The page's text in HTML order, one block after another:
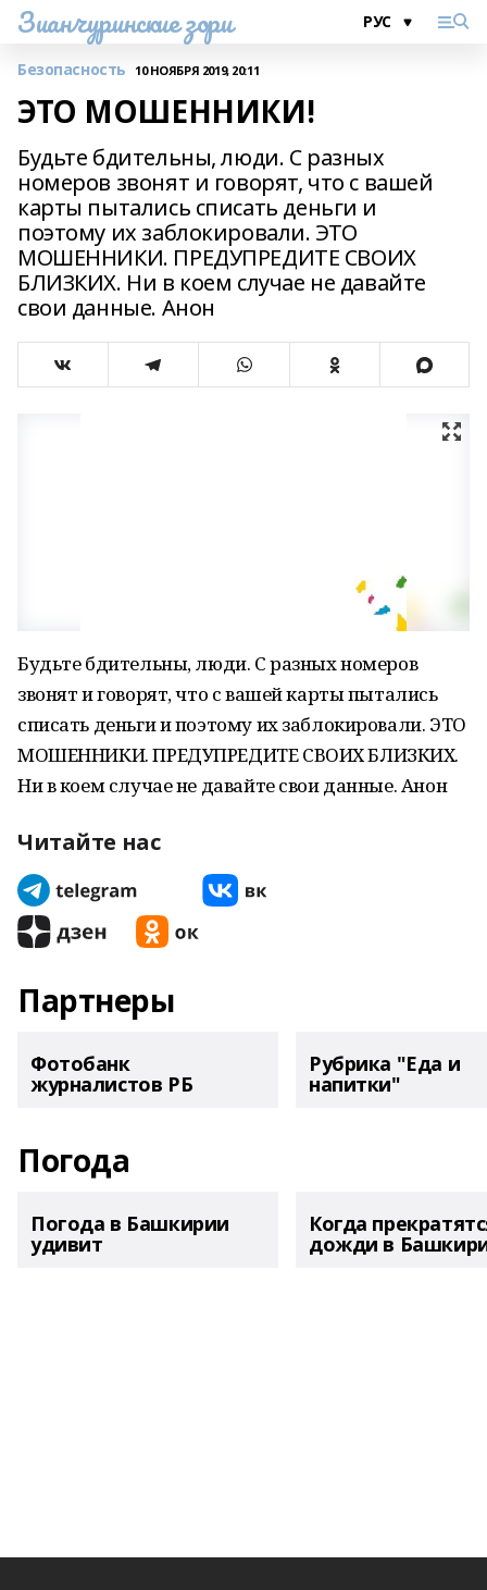
Зианчуринские зори
Безопасность 10 НОЯБРЯ 2019, 20:11
ЭТО МОШЕННИКИ!
Будьте бдительны, люди. С разных
номеров звонят и говорят, что с вашей
карты пытались списать деньги и
поэтому их заблокировали. ЭТО
МОШЕННИКИ. ПРЕДУПРЕДИТЕ СВОИХ
БЛИЗКИХ. Ни в коем случае не давайте
свои данные. Анон
Будьте бдительны, люди. С разных номеров
звонят и говорят, что с вашей карты пытались
списать деньги и поэтому их заблокировали. ЭТО
МОШЕННИКИ. ПРЕДУПРЕДИТЕ СВОИХ БЛИЗКИХ.
Ни в коем случае не давайте свои данные. Анон
Читайте нас
Партнеры
Фотобанк
журналистов РБ
Рубрика "Еда и
напитки"
Погода
Погода в Башкирии
удивит
Когда
дожди в